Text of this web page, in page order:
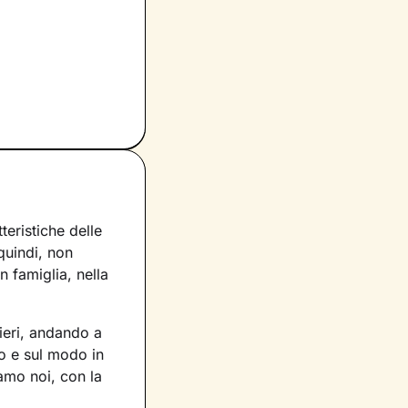
delle
non
famiglia, nella
andando a
e sul modo in
noi, con la